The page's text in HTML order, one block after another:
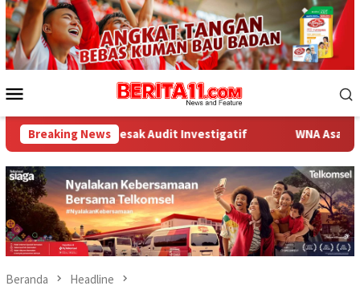
Loncat
ke
konten
Mobile
Breaking News
Audit Investigatif WNA Asal Arab Saudi Ditemukan
Beranda Headline